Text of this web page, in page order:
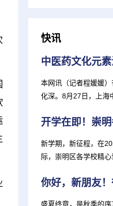
快讯
本网讯（记者程媛媛
化深。8月27日，上海
新学期，新征程，在
际，崇明区各学校精
盛夏终章，是秋季的